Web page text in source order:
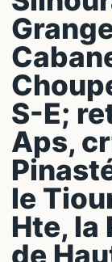
S-E;
Aps,
le
Hte, la